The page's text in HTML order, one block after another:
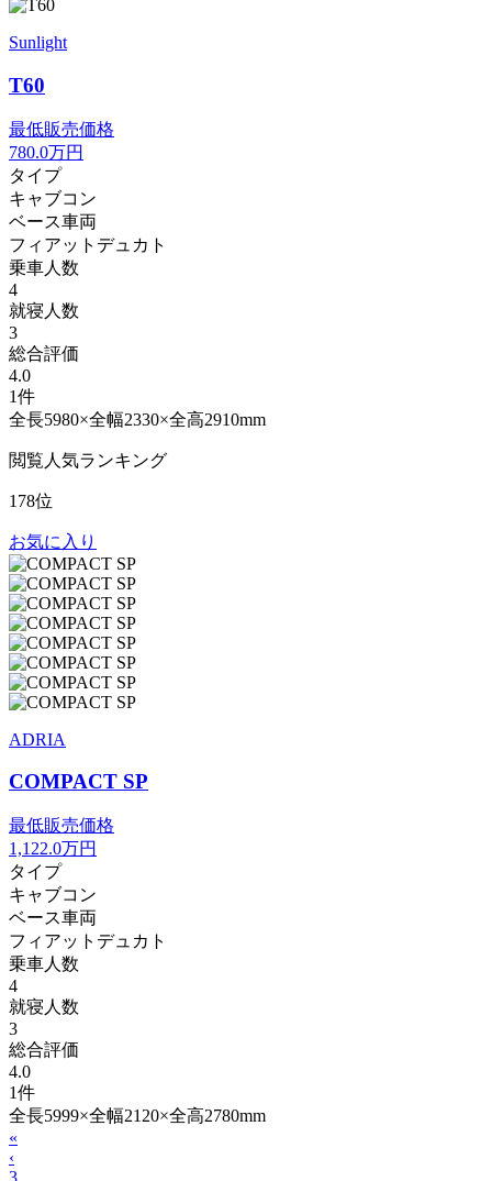
Sunlight
T60
最低販売価格
780.0万円
タイプ
キャブコン
ベース車両
フィアットデュカト
乗車人数
4
就寝人数
3
総合評価
4.0
1件
全長5980×全幅2330×全高2910mm
閲覧人気ランキング
178位
お気に入り
ADRIA
COMPACT SP
最低販売価格
1,122.0万円
タイプ
キャブコン
ベース車両
フィアットデュカト
乗車人数
4
就寝人数
3
総合評価
4.0
1件
全長5999×全幅2120×全高2780mm
«
‹
3